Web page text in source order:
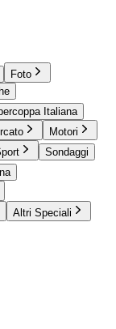
Foto
Italiana
Motori
Sondaggi
Altri Speciali